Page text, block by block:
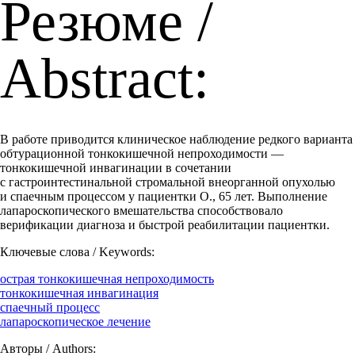
Резюме /
Abstract:
В работе приводится клиническое наблюдение редкого варианта
обтурационной тонкокишечной непроходимости —
тонкокишечной инвагинации в сочетании
с гастроинтестинальной стромальной внеорганной опухолью
и спаечным процессом у пациентки О., 65 лет. Выполнение
лапароскопического вмешательства способствовало
верификации диагноза и быстрой реабилитации пациентки.
Ключевые слова / Keywords:
острая тонкокишечная непроходимость
тонкокишечная инвагинация
спаечный процесс
лапароскопическое лечение
Авторы / Authors: